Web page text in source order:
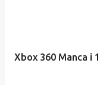
Xbox 360 Manca i